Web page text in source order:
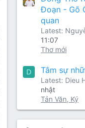
Đoạn - Gõ
quan
Latest:
11:07
Thơ mới
D Tâm sự
Latest: Dieu
nhật
Tản Văn, Ký